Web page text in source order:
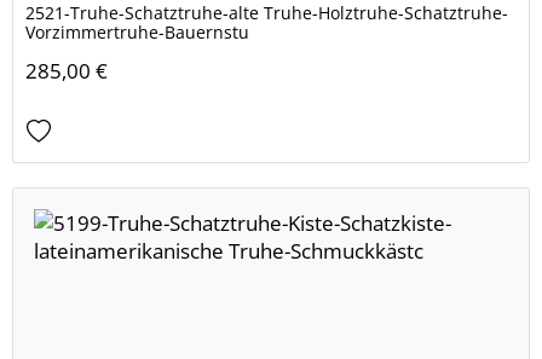
2521-Truhe-Schatztruhe-alte Truhe-Holztruhe-Schatztruhe-
Vorzimmertruhe-Bauernstu
285,00 €